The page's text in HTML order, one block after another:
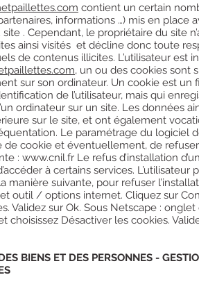
contient un certain
informations …) mis en place
. Cependant, le propriétaire du site
ainsi visités et décline donc toute
de contenus illicites. L’utilisateur est
, un ou des cookies sont
sur son ordinateur. Un cookie est un
de l’utilisateur, mais qui
ordinateur sur un site. Les données
sur le site, et ont également
Le paramétrage du logiciel
de cookie et éventuellement, de
: www.cnil.fr Le refus d’installation
à certains services.
manière suivante, pour refuser
outil / options internet. Cliquez sur
Validez sur Ok. Sous Netscape :
choisissez Désactiver les cookies.
BIENS ET DES PERSONNES -